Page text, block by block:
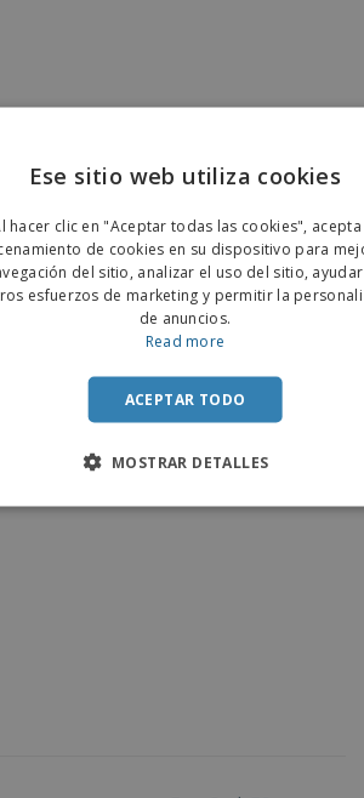
Ese sitio web utiliza cookies
hacer clic en "Aceptar todas las cookies",
de cookies en su dispositivo para
del sitio, analizar el uso del sitio,
esfuerzos de marketing y permitir la
de anuncios.
Read more
ACEPTAR TODO
MOSTRAR DETALLES